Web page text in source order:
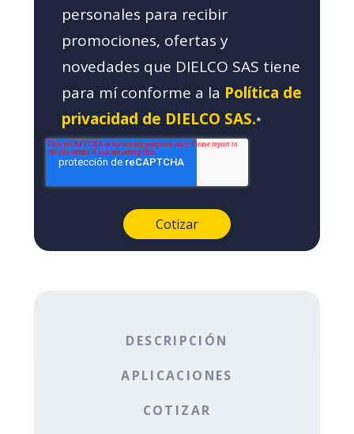
personales para recibir
promociones, ofertas y
novedades que DIELCO SAS tiene
para mí conforme a la Política de
privacidad de DIELCO SAS.*
DESCRIPCIÓN
APLICACIONES
COTIZAR